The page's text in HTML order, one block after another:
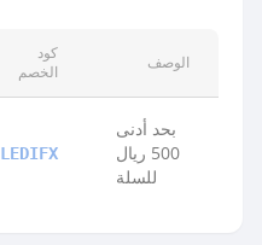
كود
الخصم
الوصف
LEDIFX
بحد أدنى
500 ريال
للسلة